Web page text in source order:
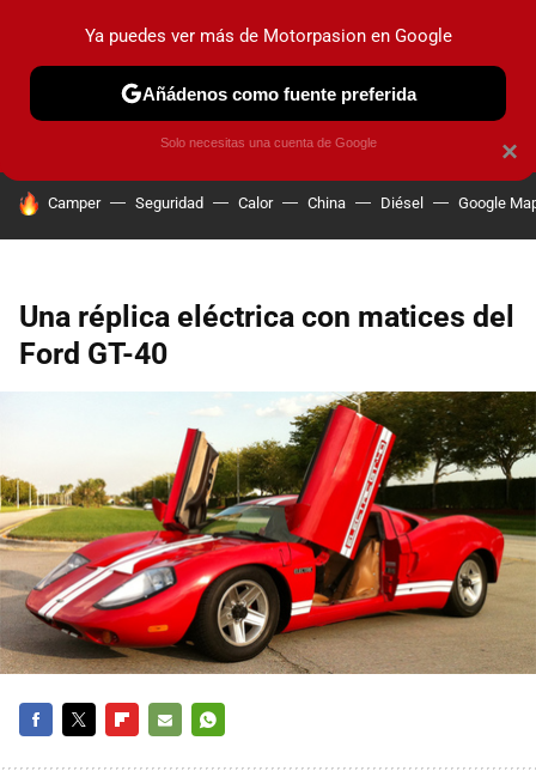
PRUEBAS COCHES ELÉCTRICOS OBSERVATORIO
HOY SE HABLA DE
Camper Seguridad Calor China Diésel Google
Una réplica eléctrica con matices del
Ford GT-40
×
Ya puedes ver más de Motorpasion en Google
Añádenos como fuente preferida
Solo necesitas una cuenta de Google